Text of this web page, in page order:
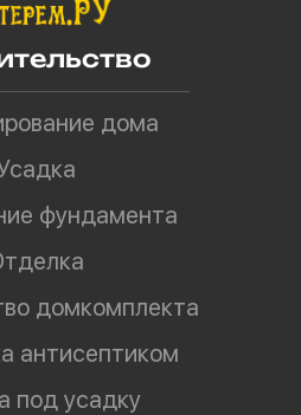
дома
фундамента
домкомплекта
антисептиком
под усадку